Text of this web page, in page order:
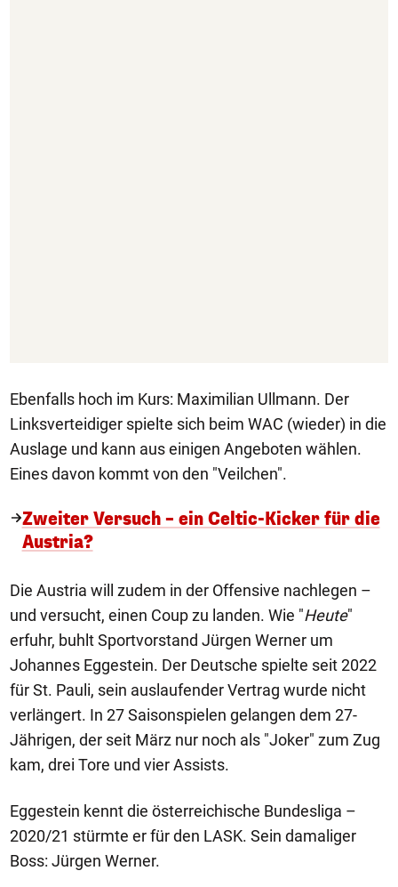
Ebenfalls hoch im Kurs: Maximilian Ullmann. Der
Linksverteidiger spielte sich beim WAC (wieder) in die
Auslage und kann aus einigen Angeboten wählen.
Eines davon kommt von den "Veilchen".
Zweiter Versuch – ein Celtic-Kicker für die
Austria?
Die Austria will zudem in der Offensive nachlegen –
und versucht, einen Coup zu landen. Wie "Heute"
erfuhr, buhlt Sportvorstand Jürgen Werner um
Johannes Eggestein. Der Deutsche spielte seit 2022
für St. Pauli, sein auslaufender Vertrag wurde nicht
verlängert. In 27 Saisonspielen gelangen dem 27-
Jährigen, der seit März nur noch als "Joker" zum Zug
kam, drei Tore und vier Assists.
Eggestein kennt die österreichische Bundesliga –
2020/21 stürmte er für den LASK. Sein damaliger
Boss: Jürgen Werner.